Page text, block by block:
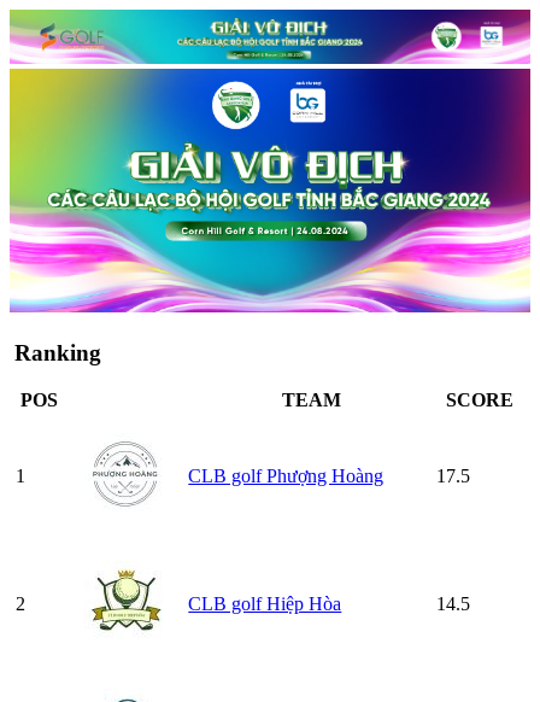
Ranking
POS TEAM SCORE
1 CLB golf Phượng Hoàng 17.5
2 CLB golf Hiệp Hòa 14.5